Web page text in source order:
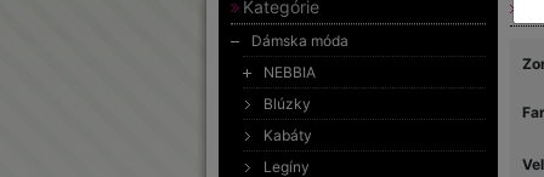
Kategórie
Dámska móda
NEBBIA
Blúzky
Kabáty
Legíny